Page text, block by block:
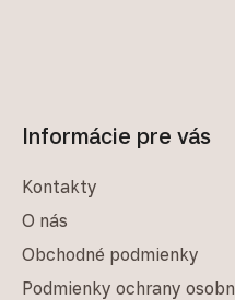
Informácie pre vás
Kontakty
O nás
Obchodné podmienky
Podmienky ochrany